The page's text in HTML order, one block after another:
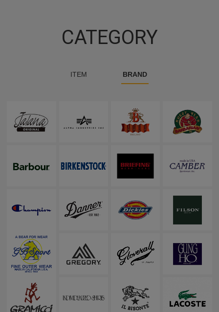
CATEGORY
ITEM BRAND